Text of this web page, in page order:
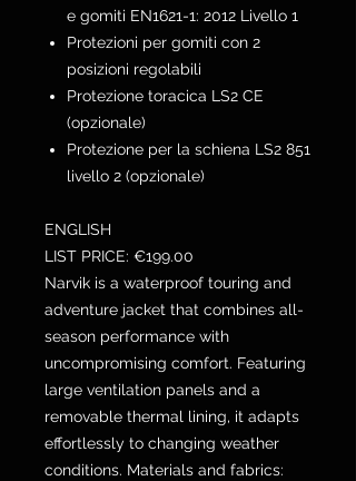
e gomiti EN1621-1: 2012 Livello 1
Protezioni per gomiti con 2
posizioni regolabili
Protezione toracica LS2 CE
(opzionale)
Protezione per la schiena LS2 851
livello 2 (opzionale)
ENGLISH
LIST PRICE: €199.00
Narvik is a waterproof touring and
adventure jacket that combines all-
season performance with
uncompromising comfort. Featuring
large ventilation panels and a
removable thermal lining, it adapts
effortlessly to changing weather
conditions. Materials and fabrics: